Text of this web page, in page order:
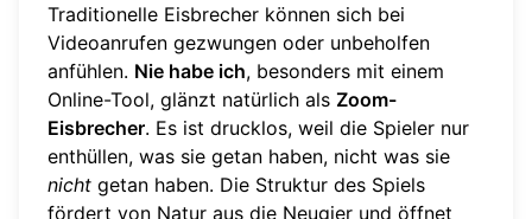
Traditionelle Eisbrecher können sich bei
Videoanrufen gezwungen oder unbeholfen
anfühlen. Nie habe ich, besonders mit einem
Online-Tool, glänzt natürlich als Zoom-
Eisbrecher. Es ist drucklos, weil die Spieler nur
enthüllen, was sie getan haben, nicht was sie
nicht getan haben. Die Struktur des Spiels
fördert von Natur aus die Neugier und öffnet